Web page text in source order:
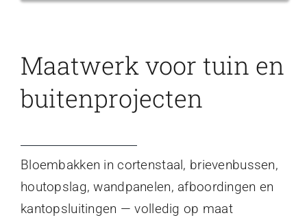
Maatwerk voor tuin en
buitenprojecten
Bloembakken in cortenstaal, brievenbussen,
houtopslag, wandpanelen, afboordingen en
kantopsluitingen — volledig op maat